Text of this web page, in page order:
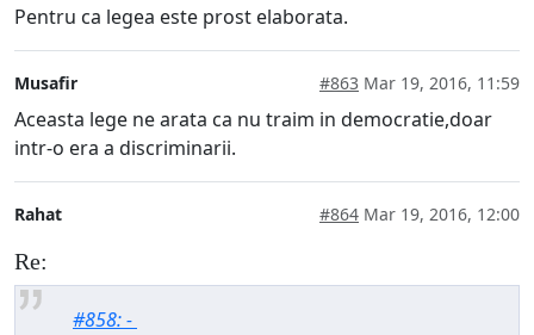
Pentru ca legea este prost elaborata.
Musafir #863 Mar 19, 2016, 11:59
Aceasta lege ne arata ca nu traim in democratie,doar
intr-o era a discriminarii.
Rahat #864 Mar 19, 2016, 12:00
Re:
#858: -